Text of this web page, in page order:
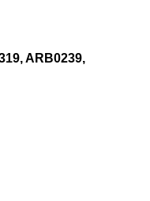
ARB0239,